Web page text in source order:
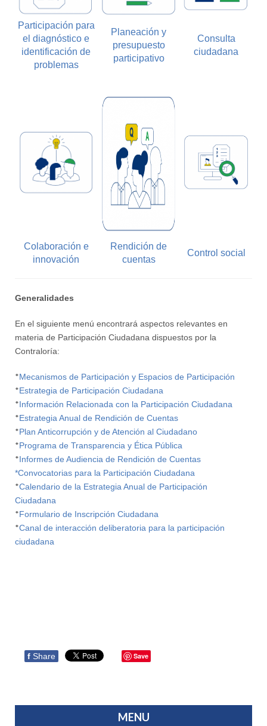
Participación para
el diagnóstico e
identificación de
problemas
Planeación y
presupuesto
participativo
Consulta
ciudadana
Colaboración e
innovación
Rendición de
cuentas
Control social
Generalidades
En el siguiente menú encontrará aspectos relevantes en
materia de Participación Ciudadana dispuestos por la
Contraloría:
*Mecanismos de Participación y Espacios de Participación
*Estrategia de Participación Ciudadana
*Información Relacionada con la Participación Ciudadana
*Estrategia Anual de Rendición de Cuentas
*Plan Anticorrupción y de Atención al Ciudadano
*Programa de Transparencia y Ética Pública
*Informes de Audiencia de Rendición de Cuentas
*Convocatorias para la Participación Ciudadana
*Calendario de la Estrategia Anual de Participación
Ciudadana
*Formulario de Inscripción Ciudadana
*Canal de interacción deliberatoria para la participación
ciudadana
f Share Save
MENU